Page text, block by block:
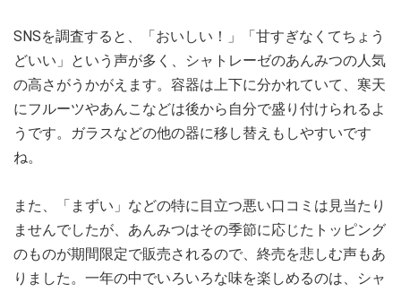
SNSを調査すると、「おいしい！」「甘すぎなくてちょう
どいい」という声が多く、シャトレーゼのあんみつの人気
の高さがうかがえます。容器は上下に分かれていて、寒天
にフルーツやあんこなどは後から自分で盛り付けられるよ
うです。ガラスなどの他の器に移し替えもしやすいです
ね。
また、「まずい」などの特に目立つ悪い口コミは見当たり
ませんでしたが、あんみつはその季節に応じたトッピング
のものが期間限定で販売されるので、終売を悲しむ声もあ
りました。一年の中でいろいろな味を楽しめるのは、シャ